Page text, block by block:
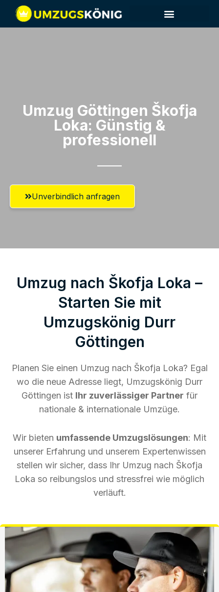
Umzug Göttingen​ Škofja
Loka: Günstig &
professionell​
Unverbindlich anfragen
Umzug nach Škofja Loka –
Starten Sie mit
Umzugskönig Durr
Göttingen
Planen Sie einen Umzug nach Škofja Loka? Egal
wo die neue Adresse liegt, Umzugskönig Durr
Göttingen ist Ihr zuverlässiger Partner für
nationale & internationale Umzüge.
Wir bieten umfassende Umzugslösungen: Mit
unserer Erfahrung und unserem Expertenwissen
stellen wir sicher, dass Ihr Umzug nach Škofja
Loka so reibungslos und stressfrei wie möglich
verläuft.